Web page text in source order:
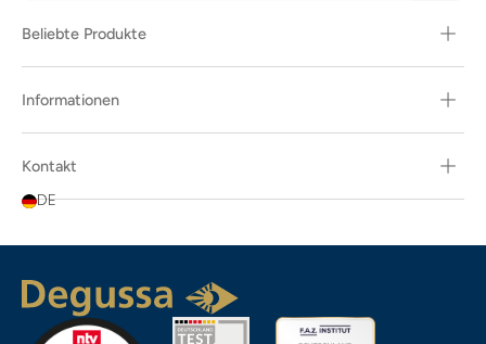
3.10
3.87
Beliebte Produkte
Informationen
Kontakt
DE